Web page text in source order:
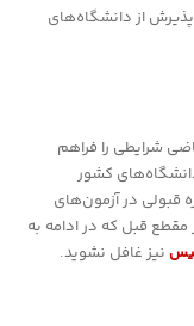
از دانشگاه‌های
شرایطی را فراهم
دانشگاه‌های کشور
قبولی در آزمون‌های
مقطع قبل که در ادامه به
نیز غافل نشوید.